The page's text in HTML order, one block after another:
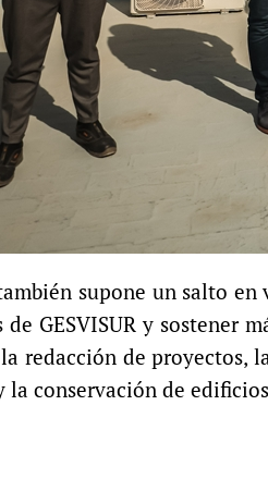
supone un salto
de GESVISUR y sostener
redacción de proyectos,
la conservación de